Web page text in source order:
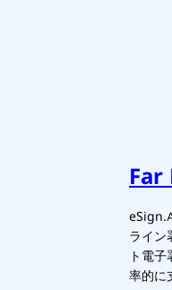
Far
ライン
ト電
率的に